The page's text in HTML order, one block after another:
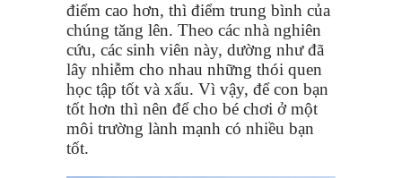
điểm cao hơn, thì điểm trung bình của
chúng tăng lên. Theo các nhà nghiên
cứu, các sinh viên này, dường như đã
lây nhiễm cho nhau những thói quen
học tập tốt và xấu. Vì vậy, để con bạn
tốt hơn thì nên để cho bé chơi ở một
môi trường lành mạnh có nhiều bạn
tốt.